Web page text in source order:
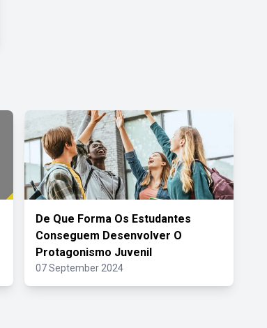
De Que Forma Os Estudantes
Conseguem Desenvolver O
Protagonismo Juvenil
07 September 2024